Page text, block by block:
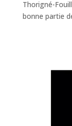
Thorigné-
bonne partie